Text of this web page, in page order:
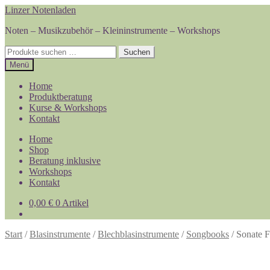
Zur
springen
Zum
springen
Linzer Notenladen
Noten – Musikzubehör – Kleininstrumente – Workshops
Suchen
nach:
Suchen
Menü
Home
Produktberatung
Kurse & Workshops
Kontakt
Home
Shop
Beratung inklusive
Workshops
Kontakt
0,00 € 0 Artikel
Start /Blasinstrumente /Blechblasinstrumente / Songbooks / Sonate